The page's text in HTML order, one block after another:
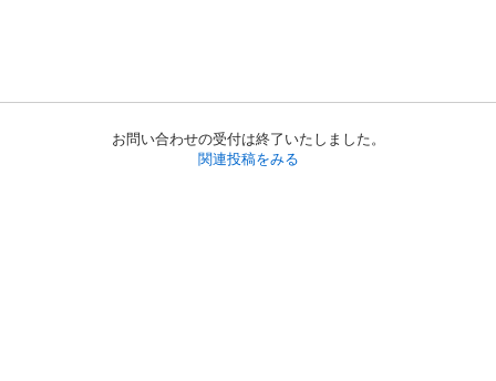
お問い合わせの受付は終了いたしました。
関連投稿をみる